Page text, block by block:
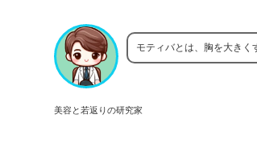
美容と若返りの研究家
モティバとは、胸を大きく